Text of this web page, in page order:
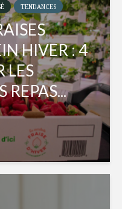
TENDANCES
HIVER : 4
LES
REPAS...